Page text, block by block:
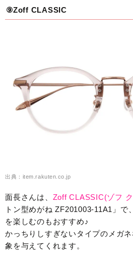
⑨Zoff CLASSIC
出典：item.rakuten.co.jp
面長さんは、 Zoff CLASSIC(ゾフ
トン型めがね ZF201003-11A1」で
を楽しむのもおすすめ♪
かっちりしすぎないタイプのメガ
象を与えてくれます。